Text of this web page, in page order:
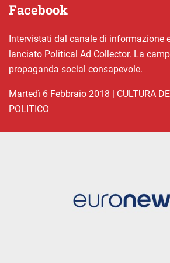
Facebook
Intervistati dal canale di informazione
lanciato Political Ad Collector. La
propaganda social consapevole.
martedì 6 Febbraio 2018 | CULTURA
POLITICO